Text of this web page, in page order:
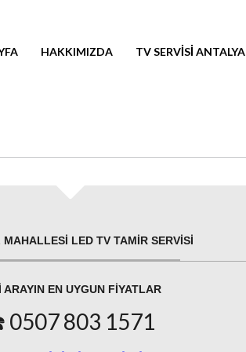
HAKKIMIZDA TV SERVISI ANTALYA
LED TV TAMIR SERVISI
ARAYIN EN UYGUN FIYATLAR
0507 803 1571